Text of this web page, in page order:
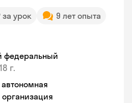
за урок
9 лет опыта
федеральный
г.